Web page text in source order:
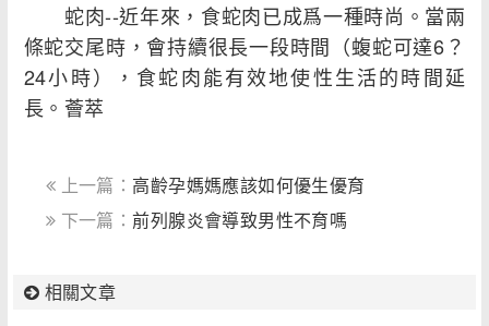
蛇肉--近年來，食蛇肉已成爲一種時尚。當兩
條蛇交尾時，會持續很長一段時間（蝮蛇可達6？
24小時），食蛇肉能有效地使性生活的時間延
長。薈萃
上一篇： 高齡孕媽媽應該如何優生優育
下一篇：前列腺炎會導致男性不育嗎
相關文章